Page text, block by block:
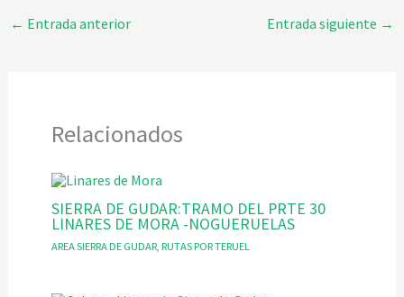
← Entrada anterior Entrada siguiente →
Relacionados
SIERRA DE GUDAR:TRAMO DEL PRTE 30
LINARES DE MORA -NOGUERUELAS
AREA SIERRA DE GUDAR, RUTAS POR TERUEL